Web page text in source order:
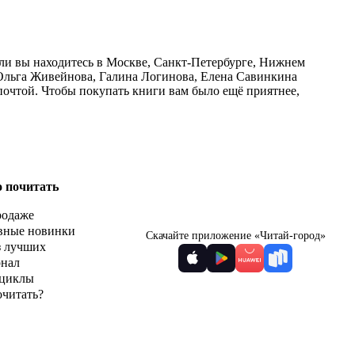
вы находитесь в Москве, Санкт-Петербурге, Нижнем
Живейнова, Галина Логинова, Елена Савинкина
Чтобы покупать книги вам было ещё приятнее,
почитать
новинки
лучших
Скачайте приложение «Читай-город»